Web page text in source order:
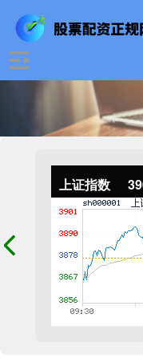
上证指数